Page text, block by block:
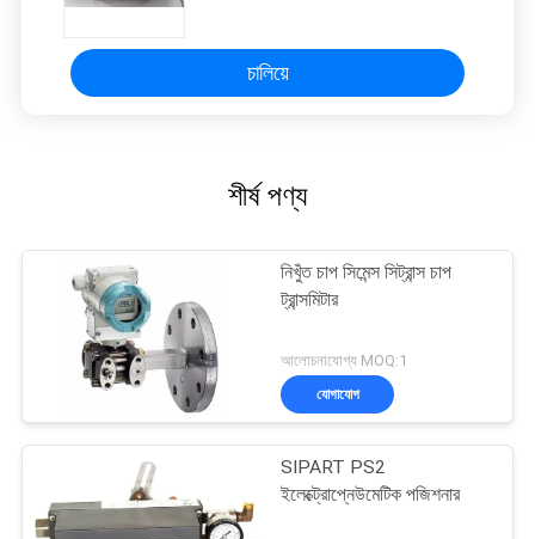
চালিয়ে
শীর্ষ পণ্য
নিখুঁত চাপ সিমেন্স সিট্রান্স চাপ
ট্রান্সমিটার
আলোচনাযোগ্য MOQ:1
যোগাযোগ
SIPART PS2
ইলেক্ট্রোপ্নেউমেটিক পজিশনার